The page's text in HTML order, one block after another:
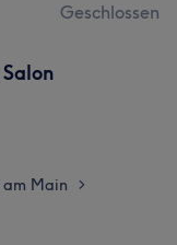
Geschlossen
Main >